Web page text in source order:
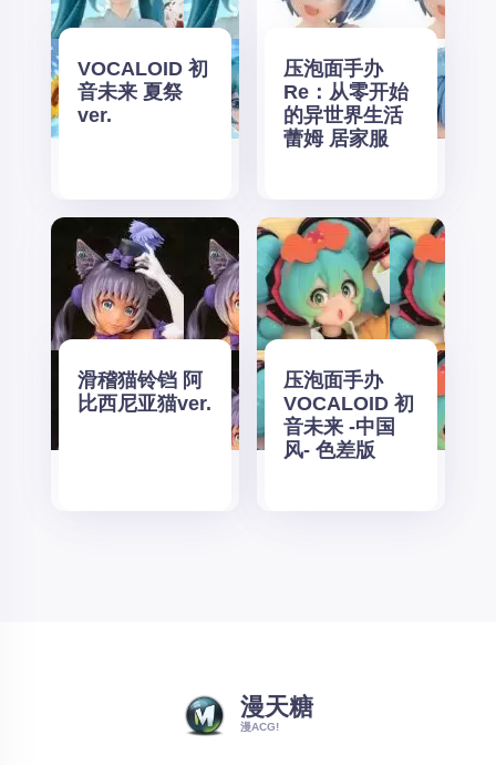
VOCALOID 初
音未来 夏祭
ver.
压泡面手办
Re：从零开始
的异世界生活
蕾姆 居家服
滑稽猫铃铛 阿
比西尼亚猫ver.
压泡面手办
VOCALOID 初
音未来 -中国
风- 色差版
漫天糖
漫ACG!